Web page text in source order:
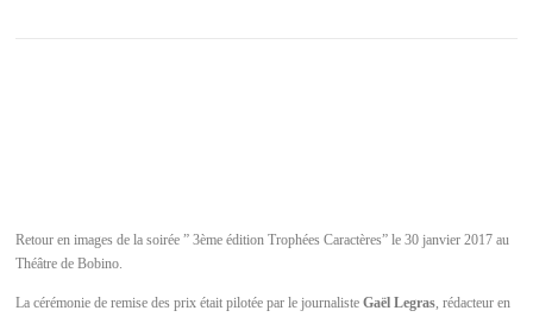
Retour en images de la soirée ” 3ème édition Trophées Caractères” le 30 janvier 2017 au
Théâtre de Bobino.
La cérémonie de remise des prix était pilotée par le journalisteGaël Legras, rédacteur en